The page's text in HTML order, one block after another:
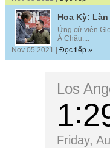
Hoa Kỳ:
Ứng cử viên
Á Châu:...
Nov 05 2021 | Đọc tiếp »
Los
1
Friday,